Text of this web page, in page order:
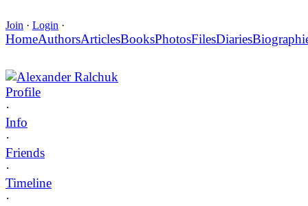
Join · Login ·
HomeAuthorsArticlesBooksPhotosFilesDiaries
Alexander Ralchuk
Profile
·
Info
·
Friends
·
Timeline
·